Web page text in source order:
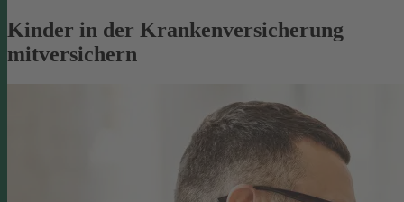
Kinder in der Krankenversicherung
mitversichern